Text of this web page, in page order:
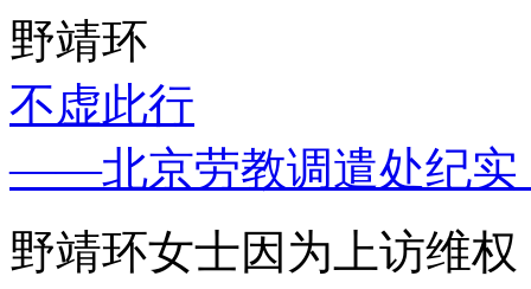
野靖环
不虚此行
——北京劳教调遣处纪实
野靖环女士因为上访维